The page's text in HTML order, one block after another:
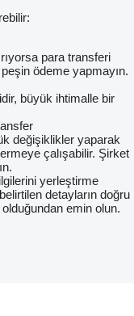
para transferi
ödeme yapmayın.
büyük ihtimalle bir
değişiklikler yaparak
çalışabilir. Şirket
yerleştirme
detayların doğru
emin olun.